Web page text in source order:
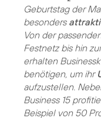
Geburtstag der
besonders
Von der
Festnetz bis hin
erhalten
benötigen, um ihr
aufzustellen.
Business 15
Beispiel von 50